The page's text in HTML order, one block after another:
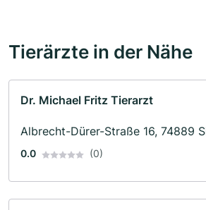
Tierärzte in der Nähe
Dr. Michael Fritz Tierarzt
Albrecht-Dürer-Straße 16, 74889
0.0 (0)